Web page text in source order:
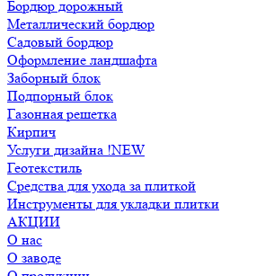
Бордюр дорожный
Металлический бордюр
Садовый бордюр
Оформление ландшафта
Заборный блок
Подпорный блок
Газонная решетка
Кирпич
Услуги дизайна !NEW
Геотекстиль
Средства для ухода за плиткой
Инструменты для укладки плитки
АКЦИИ
О нас
О заводе